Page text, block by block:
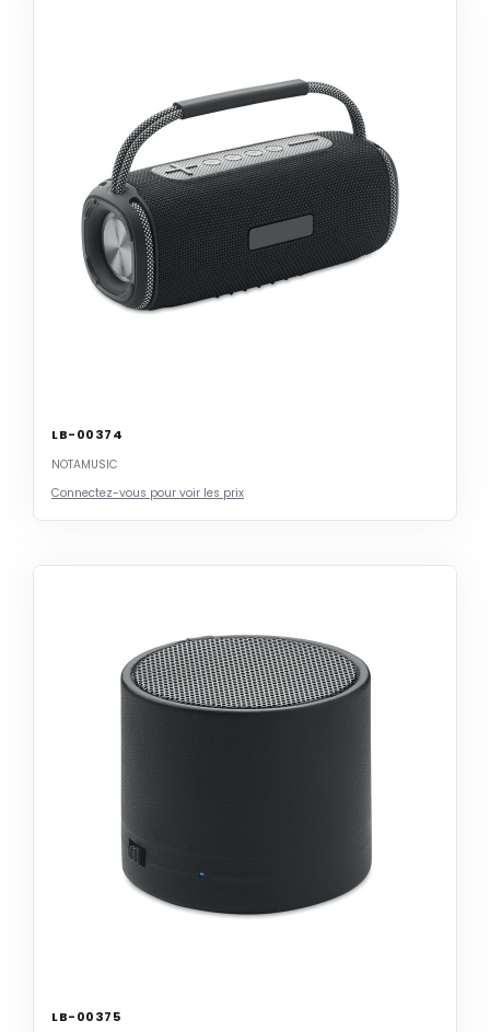
LB-00374
NOTAMUSIC
Connectez-vous pour voir les prix
LB-00375